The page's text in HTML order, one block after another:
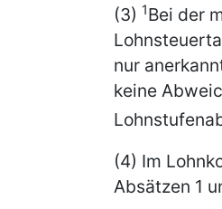
(3) 1Bei der
nur
keine
(4) Im
Absätzen 1